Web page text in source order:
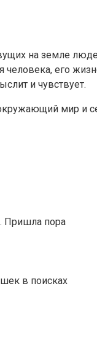
на земле
его
и чувствует.
мир и
Пришла пора
в поисках